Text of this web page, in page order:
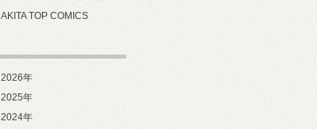
AKITA TOP COMICS
2026年
2025年
2024年